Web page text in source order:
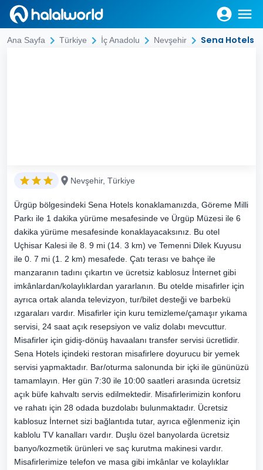
Ana Sayfa Türkiye İç Anadolu Nevşehir Sena Hotels
Nevşehir, Türkiye
Ürgüp bölgesindeki Sena Hotels konaklamanızda, Göreme Milli
Parkı ile 1 dakika yürüme mesafesinde ve Ürgüp Müzesi ile 6
dakika yürüme mesafesinde konaklayacaksınız. Bu otel
Uçhisar Kalesi ile 8. 9 mi (14. 3 km) ve Temenni Dilek Kuyusu
ile 0. 7 mi (1. 2 km) mesafede. Çatı terası ve bahçe ile
manzaranın tadını çıkartın ve ücretsiz kablosuz İnternet gibi
imkânlardan/kolaylıklardan yararlanın. Bu otelde misafirler için
ayrıca ortak alanda televizyon, tur/bilet desteği ve barbekü
ızgaraları vardır. Misafirler için kuru temizleme/çamaşır yıkama
servisi, 24 saat açık resepsiyon ve valiz dolabı mevcuttur.
Misafirler için gidiş-dönüş havaalanı transfer servisi ücretlidir.
Sena Hotels içindeki restoran misafirlere doyurucu bir yemek
servisi yapmaktadır. Bar/oturma salonunda bir içki ile gününüzü
tamamlayın. Her gün 7:30 ile 10:00 saatleri arasında ücretsiz
açık büfe kahvaltı servis edilmektedir. Misafirlerimizin konforu
ve rahatı için 28 odada buzdolabı bulunmaktadır. Ücretsiz
kablosuz İnternet sizi bağlantıda tutar, ayrıca eğlenmeniz için
kablolu TV kanalları vardır. Duşlu özel banyolarda ücretsiz
banyo/kozmetik ürünleri ve saç kurutma makinesi vardır.
Misafirlerimize telefon ve masa gibi imkânlar ve kolaylıklar